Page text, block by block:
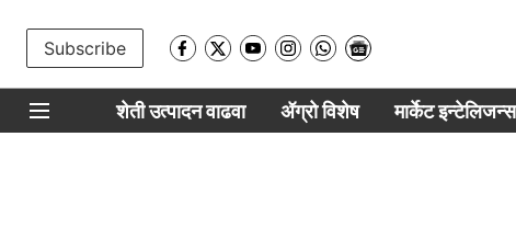
Subscribe
शेती उत्पादन वाढवा ॲग्रो विशेष मार्केट इन्टेलिजन्स